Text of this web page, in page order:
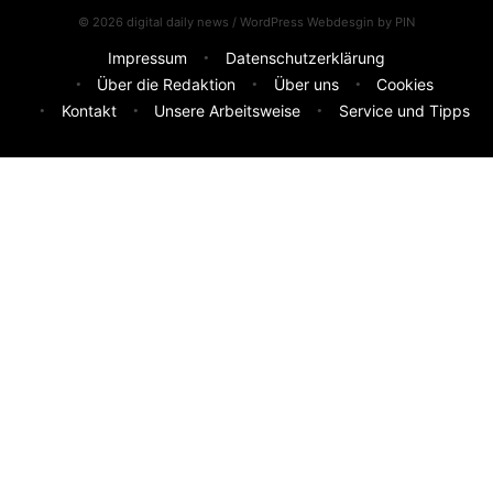
© 2026 digital daily news / WordPress Webdesgin by PIN
Impressum
Datenschutzerklärung
Über die Redaktion
Über uns
Cookies
Kontakt
Unsere Arbeitsweise Service und Tipps